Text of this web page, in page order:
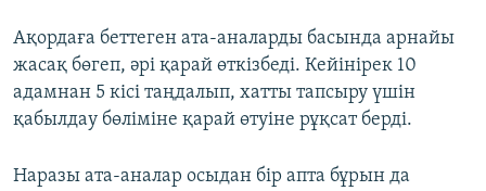
Ақордаға беттеген ата-аналарды басында арнайы
жасақ бөгеп, әрі қарай өткізбеді. Кейінірек 10
адамнан 5 кісі таңдалып, хатты тапсыру үшін
қабылдау бөліміне қарай өтуіне рұқсат берді.
Наразы ата-аналар осыдан бір апта бұрын да